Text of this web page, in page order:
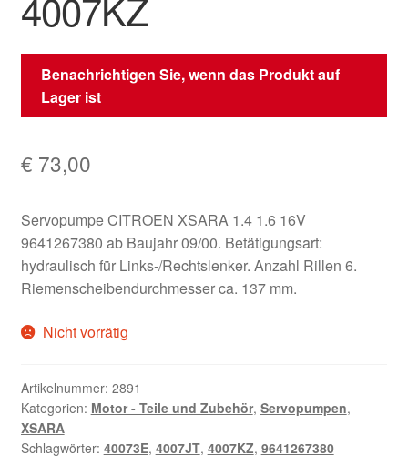
Benachrichtigen Sie, wenn das Produkt auf
Lager ist
€ 73,00
Servopumpe CITROEN XSARA 1.4 1.6 16V
9641267380 ab Baujahr 09/00. Betätigungsart:
hydraulisch für Links-/Rechtslenker. Anzahl Rillen 6.
Riemenscheibendurchmesser ca. 137 mm.
Nicht vorrätig
Artikelnummer: 2891
Kategorien: Motor - Teile und Zubehör, Servopumpen,
XSARA
Schlagwörter: 40073E, 4007JT, 4007KZ, 9641267380